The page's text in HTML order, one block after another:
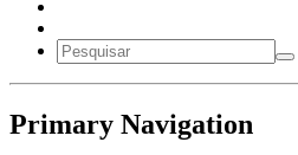
Primary Navigation